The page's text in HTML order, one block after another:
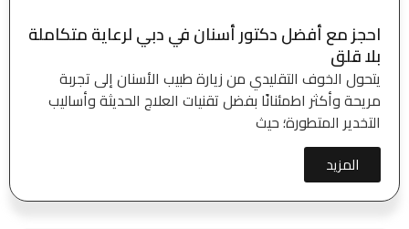
احجز مع أفضل دكتور أسنان في دبي لرعاية متكاملة
بلا قلق
يتحول الخوف التقليدي من زيارة طبيب الأسنان إلى تجربة
مريحة وأكثر اطمئنانًا بفضل تقنيات العلاج الحديثة وأساليب
التخدير المتطورة؛ حيث
المزيد